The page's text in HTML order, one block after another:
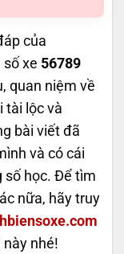
của
số xe 56789
quan niệm về
tài lộc và
bài viết đã
và có cái
số học. Để tìm
nữa, hãy truy
nhé!